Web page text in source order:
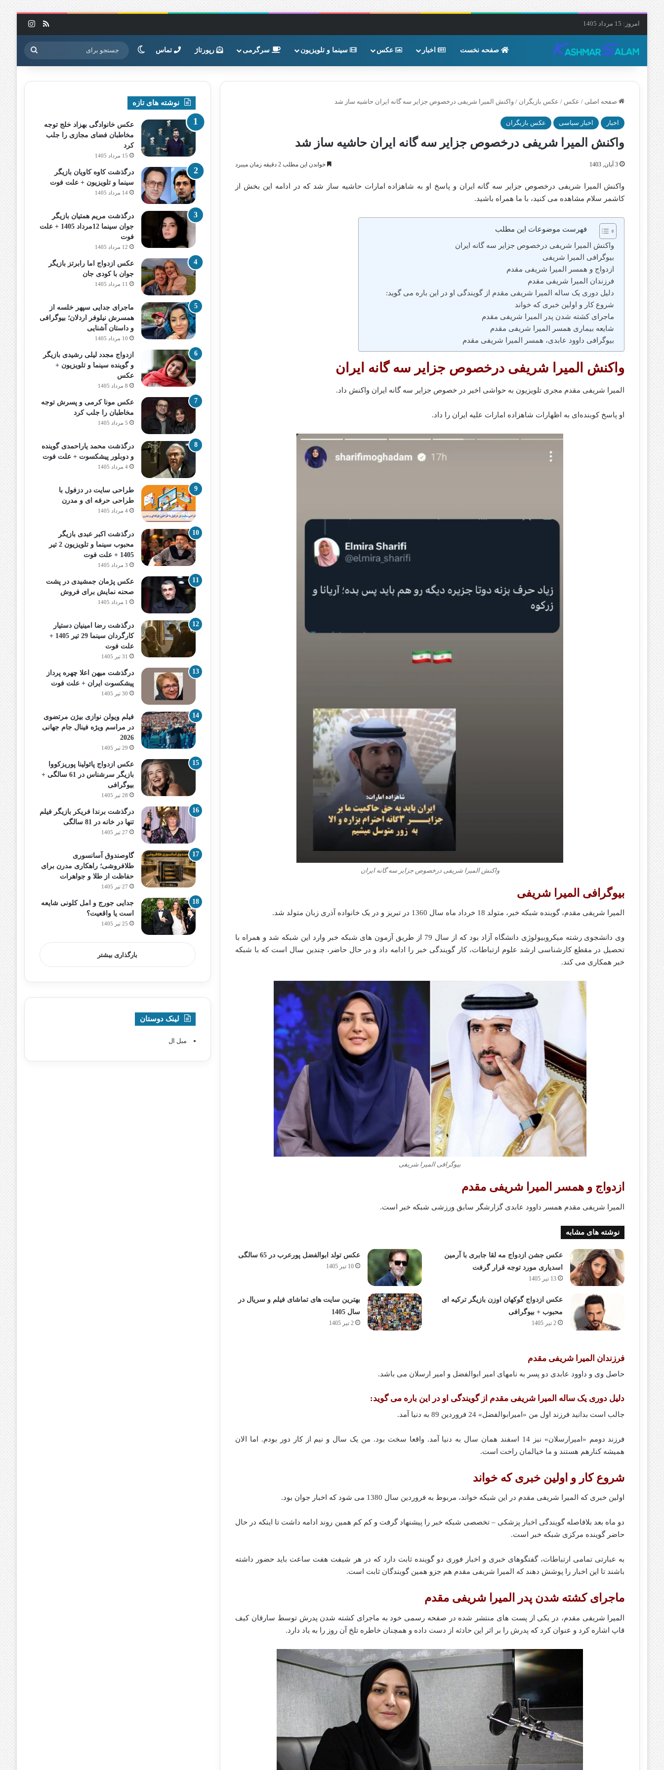
امروز: 15 مرداد 1405 خوراک
صفحه نخست اخبار عکس سینما و تلویزیون سرگرمی رپورتاژ تماس تغییر پوسته جستجو
برای
صفحه اصلی / عکس / عکس بازیگران / واکنش المیرا شریفی درخصوص جزایر سه گانه ایران حاشیه ساز شد
اخبار اخبار سیاسی عکس بازیگران
واکنش المیرا شریفی درخصوص جزایر سه گانه ایران حاشیه ساز شد
3 آبان, 1403 خواندن این مطلب 2 دقیقه زمان میبرد
واکنش المیرا شریفی درخصوص جزایر سه گانه ایران و پاسخ او به شاهزاده امارات حاشیه ساز شد که در ادامه این بخش از
کاشمر سلام مشاهده می کنید، با ما همراه باشید.
فهرست موضوعات این مطلب
واکنش المیرا شریفی درخصوص جزایر سه گانه ایران
بیوگرافی المیرا شریفی
ازدواج و همسر المیرا شریفی مقدم
فرزندان المیرا شریفی مقدم
دلیل دوری یک ساله المیرا شریفی مقدم از گویندگی او در این باره می گوید:
شروع کار و اولین خبری که خواند
ماجرای کشته شدن پدر المیرا شریفی مقدم
شایعه بیماری همسر المیرا شریفی مقدم
بیوگرافی داوود عابدی، همسر المیرا شریفی مقدم
واکنش المیرا شریفی درخصوص جزایر سه گانه ایران
المیرا شریفی‌ مقدم مجری تلویزیون به حواشی اخیر در خصوص جزایر سه گانه ایران واکنش داد.
او پاسخ کوبنده‌ای به اظهارات شاهزاده امارات علیه ایران را داد.
واکنش المیرا شریفی درخصوص جزایر سه گانه ایران
بیوگرافی المیرا شریفی
المیرا شریفی مقدم، گوینده شبکه خبر، متولد 18 خرداد ماه سال 1360 در تبریز و در یک خانواده آذری زبان متولد شد.
وی دانشجوی رشته میکروبیولوژی دانشگاه آزاد بود که از سال 79 از طریق آزمون های شبکه خبر وارد این شبکه شد و همراه با
تحصیل در مقطع کارشناسی ارشد علوم ارتباطات، کار گویندگی خبر را ادامه داد و در حال حاضر، چندین سال است که با شبکه
خبر همکاری می کند.
بیوگرافی المیرا شریفی
ازدواج و همسر المیرا شریفی مقدم
المیرا شریفی مقدم همسر داوود عابدی گزارشگر سابق ورزشی شبکه خبر است.
نوشته های مشابه
عکس جشن ازدواج مه لقا جابری با آرمین
اسدیاری مورد توجه قرار گرفت
13 تیر 1405
عکس تولد ابوالفضل پورعرب در 65 سالگی
10 تیر 1405
عکس ازدواج گوکهان اوزن بازیگر ترکیه ای
محبوب + بیوگرافی
2 تیر 1405
بهترین سایت های تماشای فیلم و سریال در
سال 1405
2 تیر 1405
فرزندان المیرا شریفی مقدم
حاصل وی و داوود عابدی دو پسر به نامهای امیر ابوالفضل و امیر ارسلان می باشد.
دلیل دوری یک ساله المیرا شریفی مقدم از گویندگی او در این باره می گوید:
جالب است بدانید فرزند اول من «امیرابوالفضل» 24 فروردین 89 به دنیا آمد.
فرزند دومم «امیرارسلان» نیز 14 اسفند همان سال به دنیا آمد. واقعا سخت بود. من یک سال و نیم از کار دور بودم. اما الان
همیشه کنارهم هستند و ما خیالمان راحت است.
شروع کار و اولین خبری که خواند
اولین خبری که المیرا شریفی مقدم در این شبکه خواند، مربوط به فروردین سال 1380 می شود که اخبار جوان بود.
دو ماه بعد بلافاصله گویندگی اخبار پزشکی – تخصصی شبکه خبر را پیشنهاد گرفت و کم کم همین روند ادامه داشت تا اینکه در حال
حاضر گوینده مرکزی شبکه خبر است.
به عبارتی تمامی ارتباطات، گفتگوهای خبری و اخبار فوری دو گوینده ثابت دارد که در هر شیفت هفت ساعت باید حضور داشته
باشند تا این اخبار را پوشش دهند که المیرا شریفی مقدم هم جزو همین گویندگان ثابت است.
ماجرای کشته شدن پدر المیرا شریفی مقدم
المیرا شریفی مقدم، در یکی از پست های منتشر شده‌ در صفحه رسمی خود به ماجرای کشته شدن پدرش توسط سارقان کیف
قاپ اشاره کرد و عنوان کرد که پدرش را بر اثر این حادثه از دست داده‌ و همچنان خاطره تلخ آن روز را به یاد دارد.
نوشته های تازه
عکس خانوادگی بهزاد خلج توجه
مخاطبان فضای مجازی را جلب
کرد
15 مرداد 1405
درگذشت کاوه کاویان بازیگر
سینما و تلویزیون + علت فوت
14 مرداد 1405
درگذشت مریم همتیان بازیگر
جوان سینما 12مرداد 1405 + علت
فوت
12 مرداد 1405
عکس ازدواج اما رابرتز بازیگر
جوان با کودی جان
11 مرداد 1405
ماجرای جدایی سپهر خلسه از
همسرش نیلوفر اردلان؛ بیوگرافی
و داستان آشنایی
10 مرداد 1405
ازدواج مجدد لیلی رشیدی بازیگر
و گوینده سینما و تلویزیون +
عکس
8 مرداد 1405
عکس مونا کرمی و پسرش توجه
مخاطبان را جلب کرد
5 مرداد 1405
درگذشت محمد یاراحمدی گوینده
و دوبلور پیشکسوت + علت فوت
4 مرداد 1405
طراحی سایت در دزفول با
طراحی حرفه‌ ای و مدرن
4 مرداد 1405
درگذشت اکبر عبدی بازیگر
محبوب سینما و تلویزیون 2 تیر
1405 + علت فوت
3 مرداد 1405
عکس پژمان جمشیدی در پشت
صحنه نمایش برای فروش
1 مرداد 1405
درگذشت رضا امینیان دستیار
کارگردان سینما 29 تیر 1405 +
علت فوت
31 تیر 1405
درگذشت میهن اعلا چهره پرداز
پیشکسوت ایران + علت فوت
30 تیر 1405
فیلم ویولن نوازی بیژن مرتضوی
در مراسم ویژه فینال جام جهانی
2026
29 تیر 1405
عکس ازدواج پائولینا پوریزکووا
بازیگر سرشناس در 61 سالگی +
بیوگرافی
28 تیر 1405
درگذشت برندا فریکر بازیگر فیلم
تنها در خانه در 81 سالگی
27 تیر 1405
گاوصندوق آسانسوری
طلافروشی؛ راهکاری مدرن برای
حفاظت از طلا و جواهرات
27 تیر 1405
جدایی جورج و امل کلونی شایعه
است یا واقعیت؟
25 تیر 1405
بارگذاری بیشتر
لینک دوستان
مبل ال